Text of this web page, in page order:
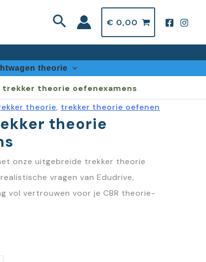
Zoeken € 0,00
theorie
trekker theorie oefenexamens
theorie, trekker theorie oefenen
theorie
onze uitgebreide trekker theorie
vragen van Edudrive,
vol vertrouwen voor je CBR theorie-